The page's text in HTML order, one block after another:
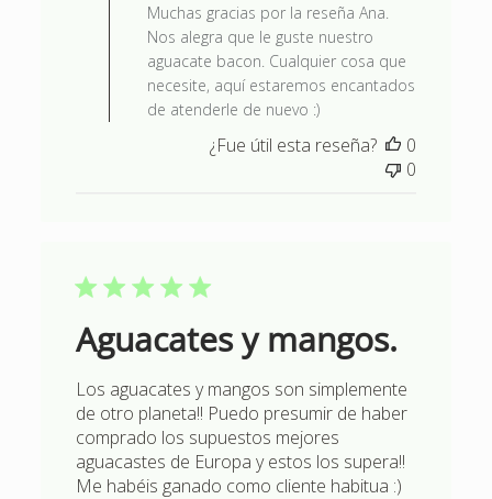
Muchas gracias por la reseña Ana.
Nos alegra que le guste nuestro
aguacate bacon. Cualquier cosa que
necesite, aquí estaremos encantados
de atenderle de nuevo :)
¿Fue útil esta reseña?
0
0
Aguacates y mangos.
Los aguacates y mangos son simplemente
de otro planeta!! Puedo presumir de haber
comprado los supuestos mejores
aguacastes de Europa y estos los supera!!
Me habéis ganado como cliente habitua :)